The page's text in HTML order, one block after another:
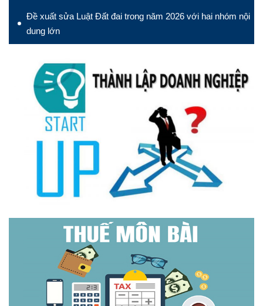
Đề xuất sửa Luật Đất đai trong năm 2026 với hai nhóm nội
dung lớn